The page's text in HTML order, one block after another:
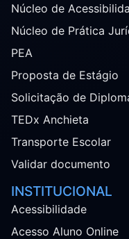
Núcleo de
Núcleo de Prática
PEA
Proposta de Estágio
Solicitação de
TEDx Anchieta
Transporte Escolar
Validar documento
INSTITUCIONAL
Acessibilidade
Acesso Aluno Online